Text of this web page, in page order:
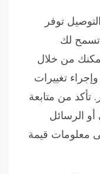
توفر
تسمح لك
من خلال
وإجراء تغييرات
تأكد من متابعة
أو الرسائل
معلومات قيمة